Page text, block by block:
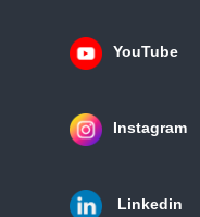
YouTube
Instagram
Linkedin